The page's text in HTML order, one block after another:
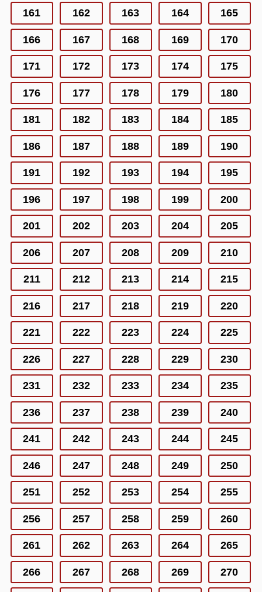
161 162 163 164 165
166 167 168 169 170
171 172 173 174 175
176 177 178 179 180
181 182 183 184 185
186 187 188 189 190
191 192 193 194 195
196 197 198 199 200
201 202 203 204 205
206 207 208 209 210
211 212 213 214 215
216 217 218 219 220
221 222 223 224 225
226 227 228 229 230
231 232 233 234 235
236 237 238 239 240
241 242 243 244 245
246 247 248 249 250
251 252 253 254 255
256 257 258 259 260
261 262 263 264 265
266 267 268 269 270